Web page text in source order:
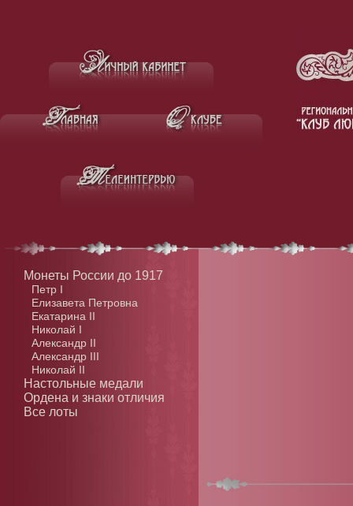
Монеты России до 1917
Петр I
Елизавета Петровна
Екатарина II
Николай I
Александр II
Александр III
Николай II
Настольные медали
Ордена и знаки отличия
Все лоты